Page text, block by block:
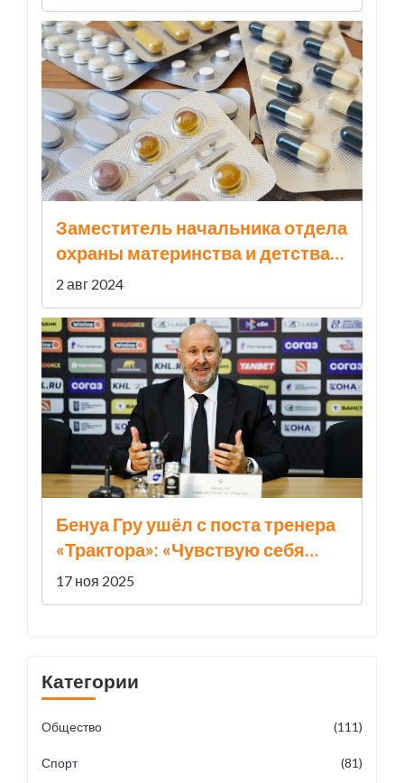
Заместитель начальника отдела
охраны материнства и детства
предупредил о росте
заболеваемости ОРВИ и дал
рекомендации
2 авг 2024
Бенуа Гру ушёл с поста тренера
«Трактора»: «Чувствую себя
выжатым до последней капли»
17 ноя 2025
Категории
Общество (111)
Спорт (81)